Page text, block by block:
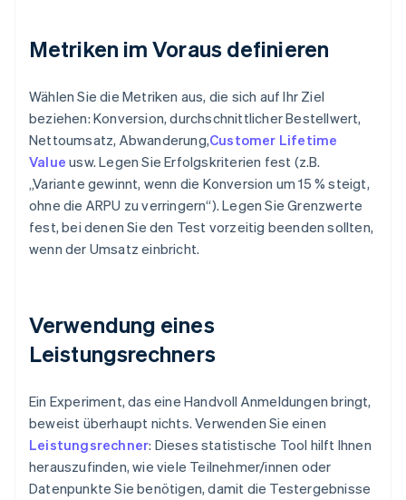
Metriken im Voraus definieren
Wählen Sie die Metriken aus, die sich auf Ihr Ziel
beziehen: Konversion, durchschnittlicher Bestellwert,
Nettoumsatz, Abwanderung,Customer Lifetime
Value usw. Legen Sie Erfolgskriterien fest (z.B.
„Variante gewinnt, wenn die Konversion um 15 % steigt,
ohne die ARPU zu verringern“). Legen Sie Grenzwerte
fest, bei denen Sie den Test vorzeitig beenden sollten,
wenn der Umsatz einbricht.
Verwendung eines
Leistungsrechners
Ein Experiment, das eine Handvoll Anmeldungen bringt,
beweist überhaupt nichts. Verwenden Sie einen
Leistungsrechner: Dieses statistische Tool hilft Ihnen
herauszufinden, wie viele Teilnehmer/innen oder
Datenpunkte Sie benötigen, damit die Testergebnisse